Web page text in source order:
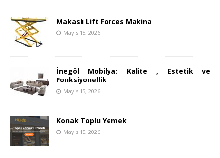
Makaslı Lift Forces Makina
Mayıs 15, 2026
İnegöl Mobilya: Kalite , Estetik ve
Fonksiyonellik
Mayıs 15, 2026
Konak Toplu Yemek
Mayıs 15, 2026